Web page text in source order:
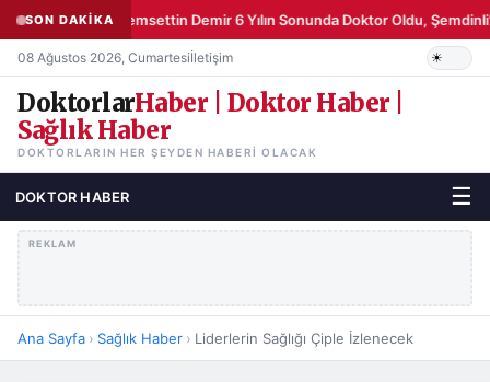
SON DAKİKAŞemsettin Demir 6 Yılın Sonunda Doktor Oldu,
08 Ağustos 2026, Cumartesiİletişim
DoktorlarHaber | Doktor Haber |
Sağlık Haber
DOKTORLARIN HER ŞEYDEN HABERI OLACAK
DOKTOR HABER ☰
REKLAM
Ana Sayfa › Sağlık Haber › Liderlerin Sağlığı Çiple İzlenecek